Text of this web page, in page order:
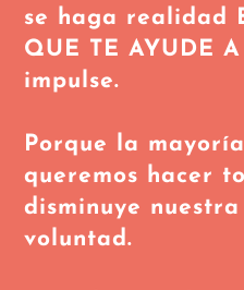
se haga realidad
QUE TE AYUDE
impulse.
Porque la
queremos hacer
disminuye
voluntad.